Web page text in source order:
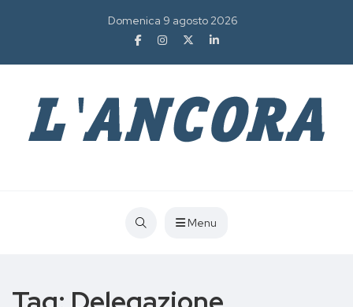
Domenica 9 agosto 2026
Menu